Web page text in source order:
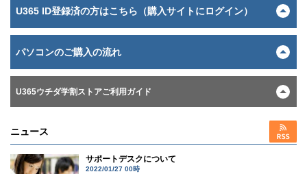
U365 ID登録済の方はこちら（購入サイトにログイン）
パソコンのご購入の流れ
U365ウチダ学割ストアご利用ガイド
ニュース
サポートデスクについて
2022/01/27 00時